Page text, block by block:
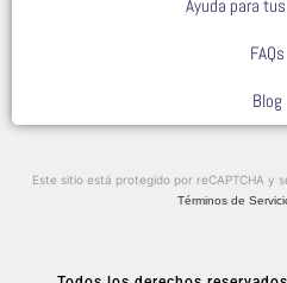
Ayuda para
FAQs
Blog
Este sitio está protegido por reCAPTCHA y
Términos de